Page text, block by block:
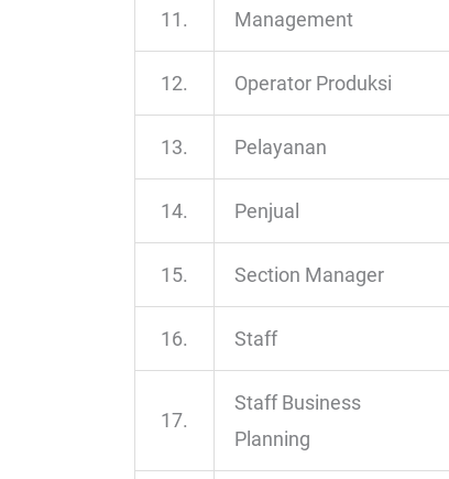
11. Management
12. Operator Produksi
13. Pelayanan
14. Penjual
15. Section Manager
16. Staff
17.
Staff Business
Planning